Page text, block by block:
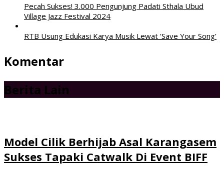
Pecah Sukses! 3.000 Pengunjung Padati Sthala Ubud
Village Jazz Festival 2024
RTB Usung Edukasi Karya Musik Lewat ‘Save Your Song’
Komentar
Berita Lain
Model Cilik Berhijab Asal Karangasem
Sukses Tapaki Catwalk Di Event BIFF